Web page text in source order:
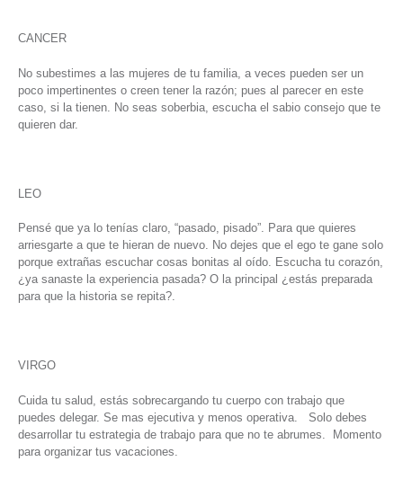
CANCER
No subestimes a las mujeres de tu familia, a veces pueden ser un
poco impertinentes o creen tener la razón; pues al parecer en este
caso, si la tienen. No seas soberbia, escucha el sabio consejo que te
quieren dar.
LEO
Pensé que ya lo tenías claro, “pasado, pisado”. Para que quieres
arriesgarte a que te hieran de nuevo. No dejes que el ego te gane solo
porque extrañas escuchar cosas bonitas al oído. Escucha tu corazón,
¿ya sanaste la experiencia pasada? O la principal ¿estás preparada
para que la historia se repita?.
VIRGO
Cuida tu salud, estás sobrecargando tu cuerpo con trabajo que
puedes delegar. Se mas ejecutiva y menos operativa. Solo debes
desarrollar tu estrategia de trabajo para que no te abrumes. Momento
para organizar tus vacaciones.